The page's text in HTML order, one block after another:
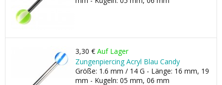
3,30 € Auf Lager
Zungenpiercing Acryl Blau Candy
Größe: 1.6 mm / 14 G - Länge: 16 mm, 19
mm - Kugeln: 05 mm, 06 mm